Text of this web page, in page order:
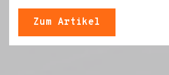
Zum Artikel